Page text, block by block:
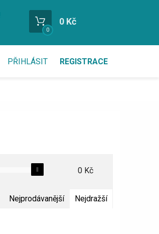
0
0 Kč
PŘIHLÁSIT REGISTRACE
0 Kč
Nejprodávanější Nejdražší